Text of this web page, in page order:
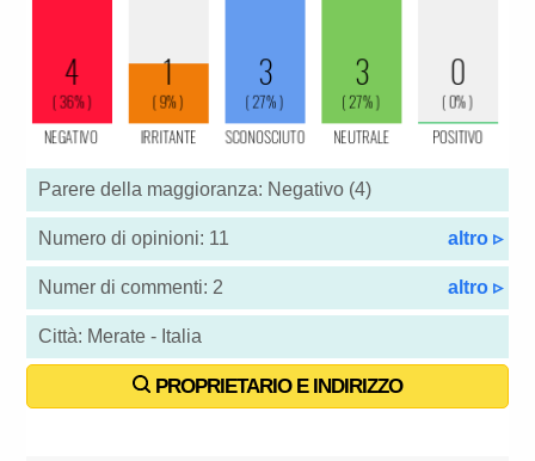
Parere della maggioranza: Negativo (4)
Numero di opinioni: 11 altro ▹
Numer di commenti: 2 altro ▹
Città: Merate - Italia
PROPRIETARIO E INDIRIZZO